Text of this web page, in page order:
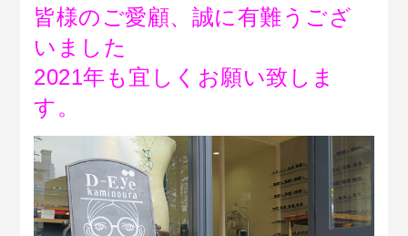
皆様のご愛顧、誠に有難うござ
いました
2021年も宜しくお願い致しま
す。